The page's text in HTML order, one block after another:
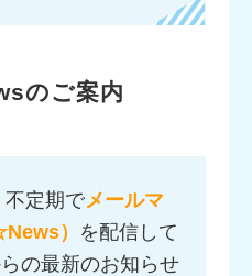
のご案内
不定期でメールマ
） を配信して
の最新のお知らせ